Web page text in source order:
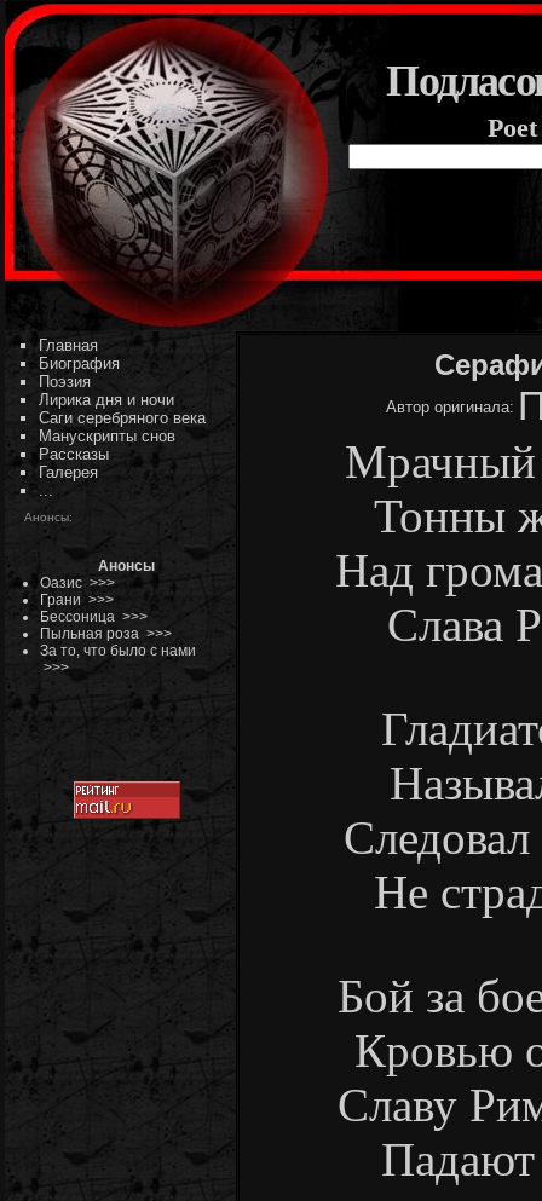
Главная
Биография
Поэзия
Лирика дня и ночи
Саги серебряного века
Манускрипты снов
Рассказы
Галерея
...
Анонсы:
Анонсы
Оазис >>>
Грани >>>
Бессоница >>>
Пыльная роза >>>
За то, что было с нами
>>>
Автор оригинала:
Мрачный
Тонны
Над
Слава
Не
Бой за
Кровью
Славу
Падают